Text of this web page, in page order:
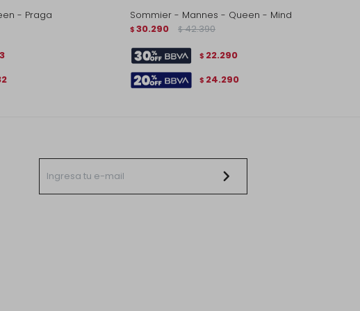
- Praga Sommier - Mannes - Queen - Mind
$ 30.290 $ 42.390
$ 22.290
$ 24.290